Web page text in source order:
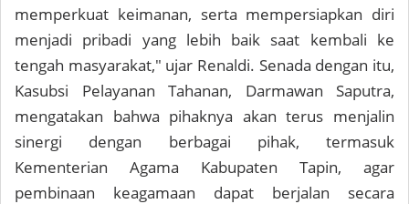
memperkuat keimanan, serta mempersiapkan diri
menjadi pribadi yang lebih baik saat kembali ke
tengah masyarakat," ujar Renaldi. Senada dengan itu,
Kasubsi Pelayanan Tahanan, Darmawan Saputra,
mengatakan bahwa pihaknya akan terus menjalin
sinergi dengan berbagai pihak, termasuk
Kementerian Agama Kabupaten Tapin, agar
pembinaan keagamaan dapat berjalan secara